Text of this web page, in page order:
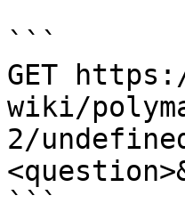
```
GET
wiki/
2/
```